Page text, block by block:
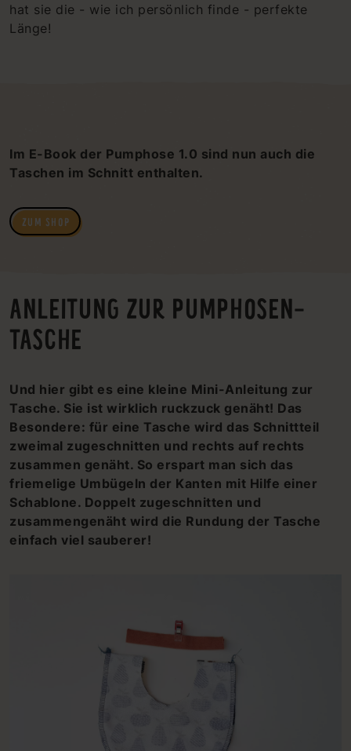
hat sie die - wie ich persönlich finde - perfekte
Länge!
Im E-Book der Pumphose 1.0 sind nun auch die
Taschen im Schnitt enthalten.
ZUM SHOP
ANLEITUNG ZUR PUMPHOSEN-
TASCHE
Und hier gibt es eine kleine Mini-Anleitung zur
Tasche. Sie ist wirklich ruckzuck genäht! Das
Besondere: für eine Tasche wird das Schnittteil
zweimal zugeschnitten und rechts auf rechts
zusammen genäht. So erspart man sich das
friemelige Umbügeln der Kanten mit Hilfe einer
Schablone. Doppelt zugeschnitten und
zusammengenäht wird die Rundung der Tasche
einfach viel sauberer!